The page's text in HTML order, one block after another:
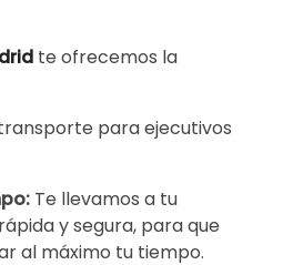
te ofrecemos la
para ejecutivos
Te llevamos a tu
y segura, para que
al máximo tu tiempo.